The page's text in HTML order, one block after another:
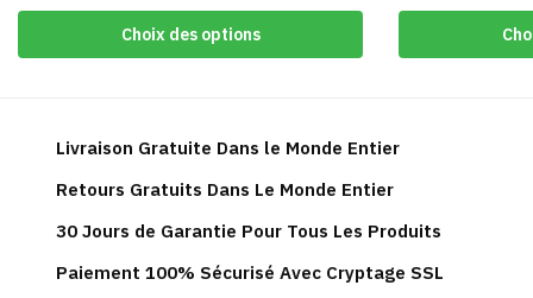
de
prix :
29,90 €
Choix des options
Ce
produit
variations.
options
peuvent
choisies
Livraison Gratuite Dans le Monde Entier
Retours Gratuits Dans Le Monde Entier
30 Jours de Garantie Pour Tous Les Produits
Paiement 100% Sécurisé Avec Cryptage SSL